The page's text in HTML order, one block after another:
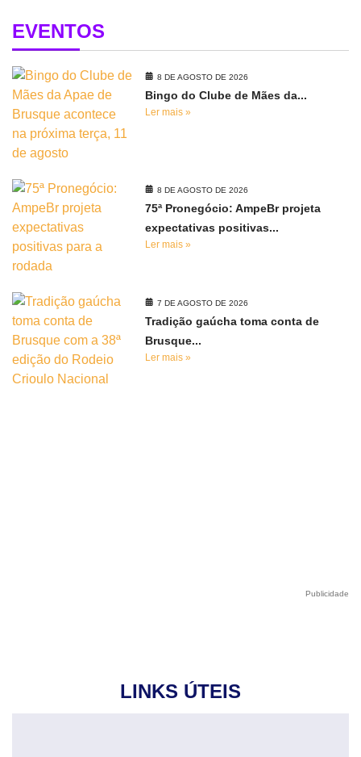
EVENTOS
8 DE AGOSTO DE 2026
Bingo do Clube de Mães da...
Ler mais »
8 DE AGOSTO DE 2026
75ª Pronegócio: AmpeBr projeta
expectativas positivas...
Ler mais »
7 DE AGOSTO DE 2026
Tradição gaúcha toma conta de
Brusque...
Ler mais »
Publicidade
LINKS ÚTEIS